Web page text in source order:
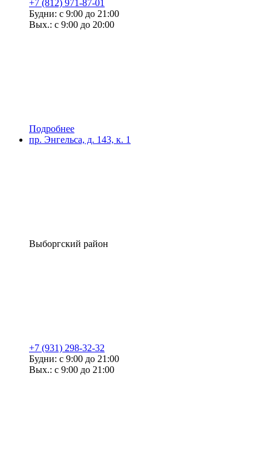
+7 (812) 971-87-01
Будни: с 9:00 до 21:00
Вых.: с 9:00 до 20:00
Подробнее
пр. Энгельса, д. 143, к. 1
Выборгский район
+7 (931) 298-32-32
Будни: с 9:00 до 21:00
Вых.: с 9:00 до 21:00